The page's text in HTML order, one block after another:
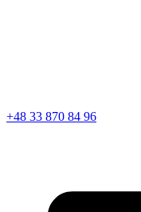
+48 33 870 84 96